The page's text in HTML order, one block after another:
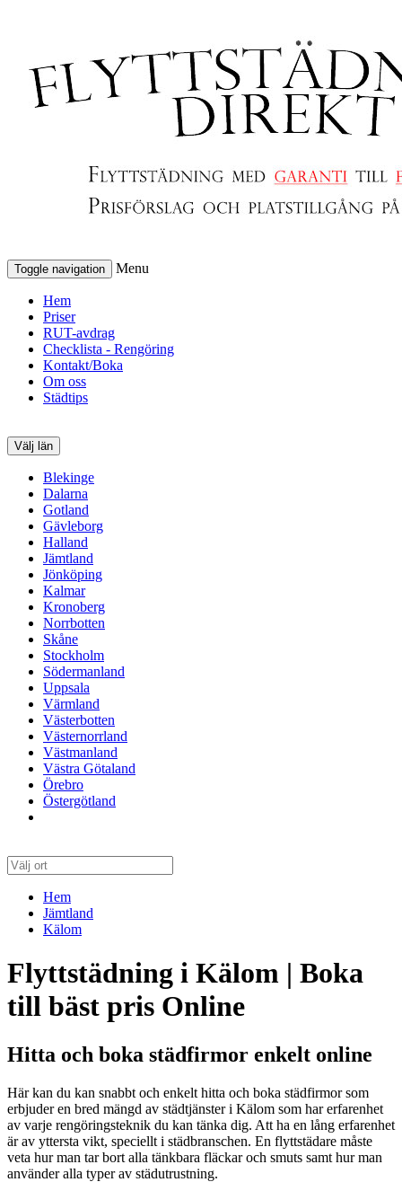
Toggle navigation Menu
Hem
Priser
RUT-avdrag
Checklista - Rengöring
Kontakt/Boka
Om oss
Städtips
Välj län
Blekinge
Dalarna
Gotland
Gävleborg
Halland
Jämtland
Jönköping
Kalmar
Kronoberg
Norrbotten
Skåne
Stockholm
Södermanland
Uppsala
Värmland
Västerbotten
Västernorrland
Västmanland
Västra Götaland
Örebro
Östergötland
Hem
Jämtland
Kälom
Flyttstädning i Kälom | Boka
till bäst pris Online
Hitta och boka städfirmor enkelt online
Här kan du kan snabbt och enkelt hitta och boka städfirmor som
erbjuder en bred mängd av städtjänster i Kälom som har erfarenhet
av varje rengöringsteknik du kan tänka dig. Att ha en lång erfarenhet
är av yttersta vikt, speciellt i städbranschen. En flyttstädare måste
veta hur man tar bort alla tänkbara fläckar och smuts samt hur man
använder alla typer av städutrustning.